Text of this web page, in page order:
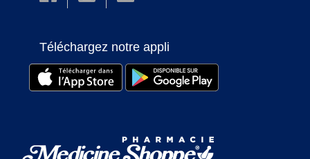
Téléchargez notre appli